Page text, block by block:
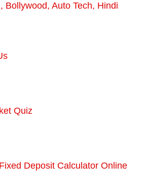
Bollywood, Auto Tech, Hindi
Quiz
Deposit Calculator Online